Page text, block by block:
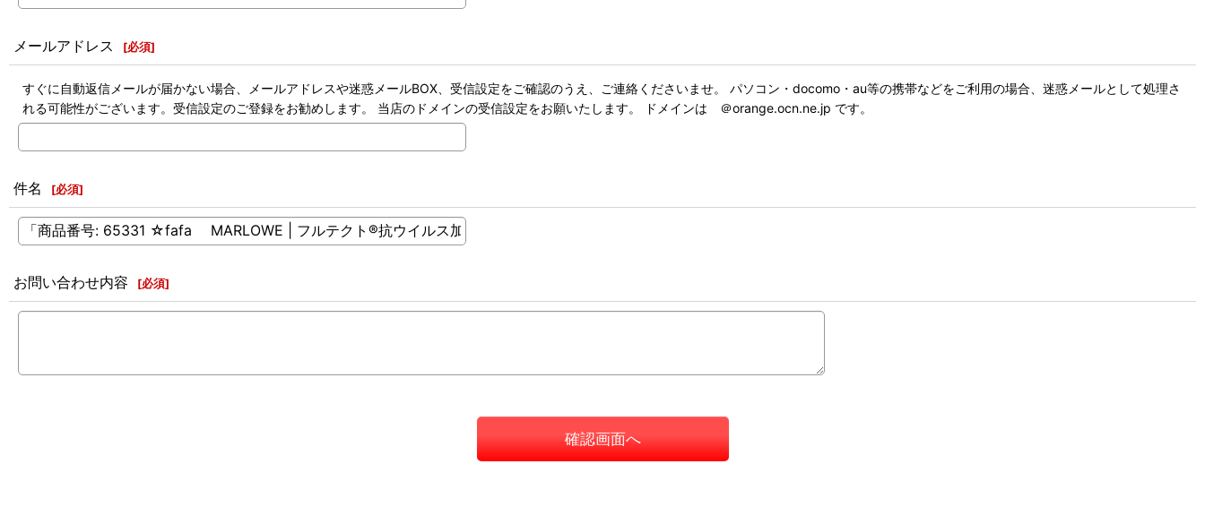
メールアドレス [必須]
すぐに自動返信メールが届かない場合、メールアドレスや迷惑メールBOX、受信設定をご確認のうえ、ご連絡くださいませ。 パソコン・docomo・au等の携帯などをご利用の場合、迷惑メールとして処理さ
れる可能性がございます。受信設定のご登録をお勧めします。 当店のドメインの受信設定をお願いたします。 ドメインは ＠orange.ocn.ne.jp です。
件名 [必須]
お問い合わせ内容 [必須]
確認画面へ